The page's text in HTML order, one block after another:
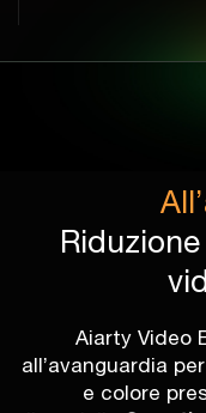
Aiarty Video
all’avanguardia
e colore